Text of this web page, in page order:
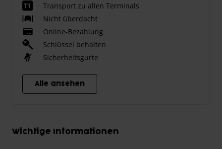
Transport zu allen Terminals
Nicht überdacht
Online-Bezahlung
Schlüssel behalten
Sicherheitsgurte
Alle ansehen
Wichtige Informationen